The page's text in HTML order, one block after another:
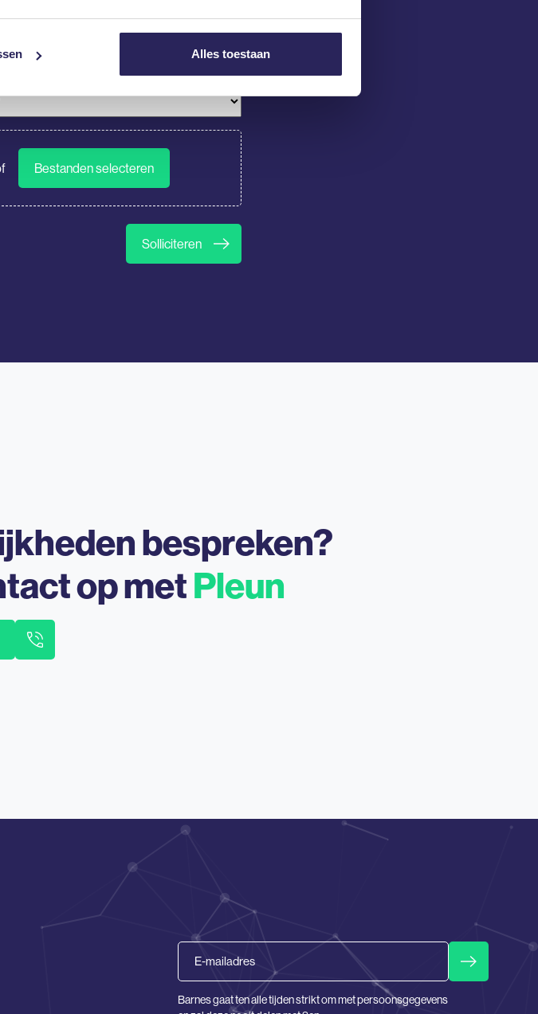
Alles toestaan
(Vereist)
Bestanden selecteren
bespreken?
op metPleun
Barnes gaat ten alle tijden strikt om met persoonsgegevens